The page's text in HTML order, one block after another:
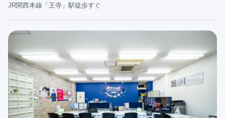
JR関西本線「王寺」駅徒歩すぐ